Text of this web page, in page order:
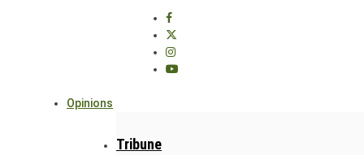
Opinions
Tribune